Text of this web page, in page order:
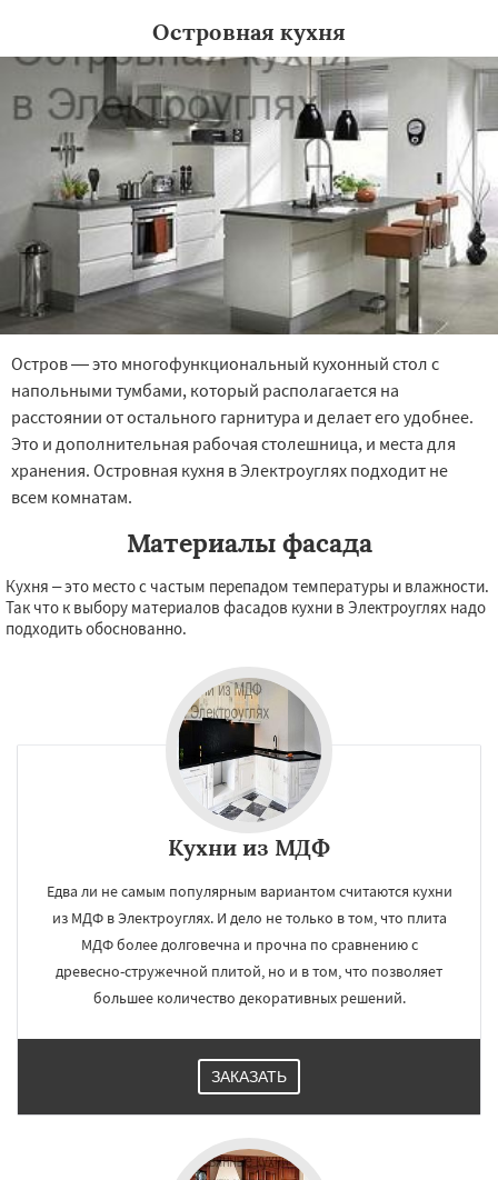
Островная кухня
Остров — это многофункциональный кухонный стол с
напольными тумбами, который располагается на
расстоянии от остального гарнитура и делает его удобнее.
Это и дополнительная рабочая столешница, и места для
хранения. Островная кухня в Электроуглях подходит не
всем комнатам.
Материалы фасада
Кухня – это место с частым перепадом температуры и влажности.
Так что к выбору материалов фасадов кухни в Электроуглях надо
подходить обоснованно.
Кухни из МДФ
Едва ли не самым популярным вариантом считаются кухни
из МДФ в Электроуглях. И дело не только в том, что плита
МДФ более долговечна и прочна по сравнению с
древесно-стружечной плитой, но и в том, что позволяет
большее количество декоративных решений.
ЗАКАЗАТЬ